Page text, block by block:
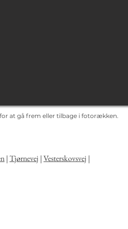
at gå frem eller tilbage i fotorækken.
|Tjørnevej |Vesterskovsvej |